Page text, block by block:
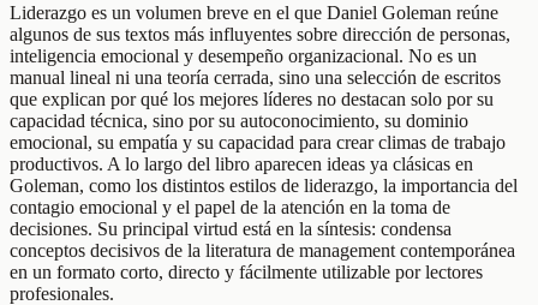
Liderazgo es un volumen breve en el que Daniel Goleman reúne
algunos de sus textos más influyentes sobre dirección de personas,
inteligencia emocional y desempeño organizacional. No es un
manual lineal ni una teoría cerrada, sino una selección de escritos
que explican por qué los mejores líderes no destacan solo por su
capacidad técnica, sino por su autoconocimiento, su dominio
emocional, su empatía y su capacidad para crear climas de trabajo
productivos. A lo largo del libro aparecen ideas ya clásicas en
Goleman, como los distintos estilos de liderazgo, la importancia del
contagio emocional y el papel de la atención en la toma de
decisiones. Su principal virtud está en la síntesis: condensa
conceptos decisivos de la literatura de management contemporánea
en un formato corto, directo y fácilmente utilizable por lectores
profesionales.